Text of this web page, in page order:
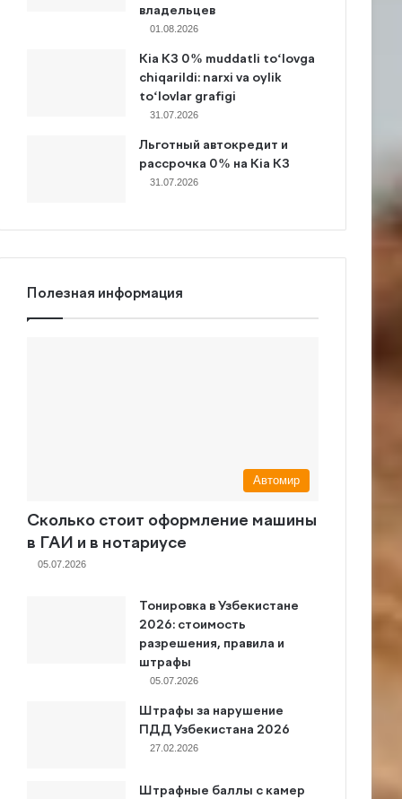
владельцев
01.08.2026
Kia K3 0% muddatli to‘lovga
chiqarildi: narxi va oylik
to‘lovlar grafigi
31.07.2026
Льготный автокредит и
рассрочка 0% на Kia K3
31.07.2026
Полезная информация
Автомир
Сколько стоит оформление машины
в ГАИ и в нотариусе
05.07.2026
Тонировка в Узбекистане
2026: стоимость
разрешения, правила и
штрафы
05.07.2026
Штрафы за нарушение
ПДД Узбекистана 2026
27.02.2026
Штрафные баллы с камер